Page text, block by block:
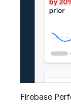
Firebase